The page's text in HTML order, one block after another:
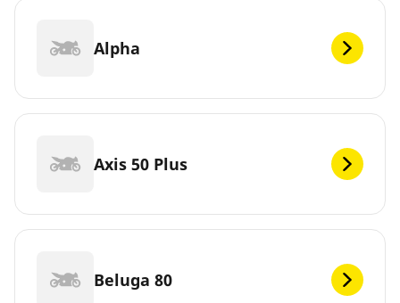
Alpha
Axis 50 Plus
Beluga 80